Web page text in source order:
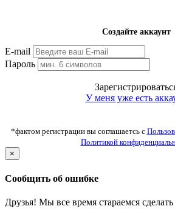
Создайте аккаунт
E-mail
Пароль
У меня уже есть
*фактом регистрации вы соглашаетсь с
Политикой
×
Сообщить об ошибке
Друзья! Мы все время стараемся